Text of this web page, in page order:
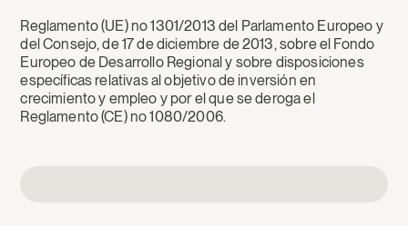
Reglamento (UE) no 1301/2013 del Parlamento Europeo y
del Consejo, de 17 de diciembre de 2013, sobre el Fondo
Europeo de Desarrollo Regional y sobre disposiciones
específicas relativas al objetivo de inversión en
crecimiento y empleo y por el que se deroga el
Reglamento (CE) no 1080/2006.